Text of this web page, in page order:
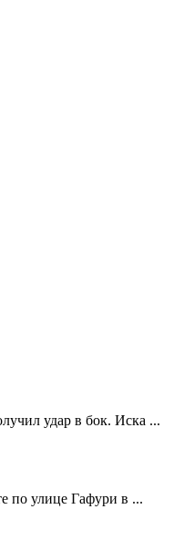
удар в бок. Иска ...
по улице Гафури в ...